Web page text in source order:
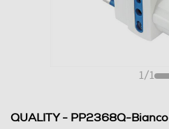
1/1
QUALITY - PP2368Q-Bianco